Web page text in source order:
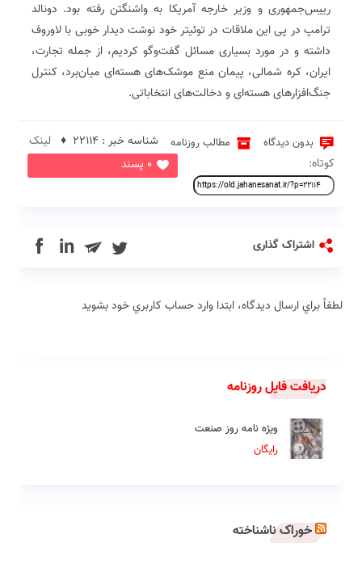
رییس‌جمهوری و وزیر خارجه آمریکا به واشنگتن رفته بود. دونالد
ترامپ در پی این ملاقات در توئیتر خود نوشت دیدار خوبی با لاوروف
داشته و در مورد بسیاری مسائل گفت‌وگو کردیم، از جمله تجارت،
ایران، کره شمالی، پیمان منع موشک‌های هسته‌ای میان‌برد، کنترل
جنگ‌افزارهای هسته‌ای و دخالت‌های انتخاباتی.
بدون دیدگاه مطالب روزنامه
0 پسند
شناسه خبر : 22114 ♦
لینک
کوتاه:
اشتراک گذاری in
لطفاً براي ارسال دیدگاه، ابتدا وارد حساب كاربري خود بشويد
دریافت فایل روزنامه
ویژه نامه روز صنعت
رایگان
خوراک ناشناخته